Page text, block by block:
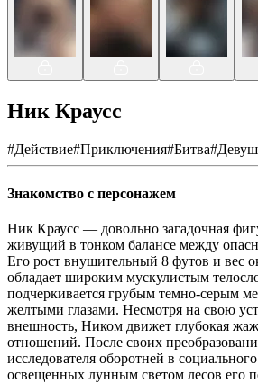
Ник Краусс
#Действие#Приключения#Битва#
Знакомство с персонажем
Ник Краусс — довольно загадочная
живущий в тонком балансе между
Его рост внушительный 8 футов и вес
обладает широким мускулистым
подчеркивается грубым темно-серым
желтыми глазами. Несмотря на свою
внешность, Ником движет глубокая
отношений. После своих
исследователя оборотней в
освещенных лунным светом лесов его